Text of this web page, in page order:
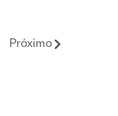
Próximo